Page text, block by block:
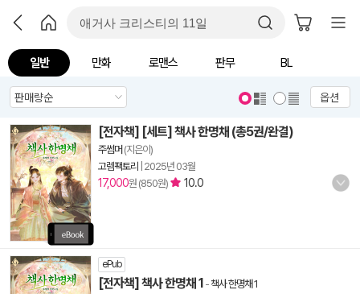
일반 만화 로맨스 판무 BL
옵션
[전자책] [세트] 책사 한명채 (총5권/완결)
주썸머 (지은이)
고렘팩토리
2025년 03월
17,000원 (850원) 10.0
ePub
[전자책] 책사 한명채 1 - 책사 한명채 1